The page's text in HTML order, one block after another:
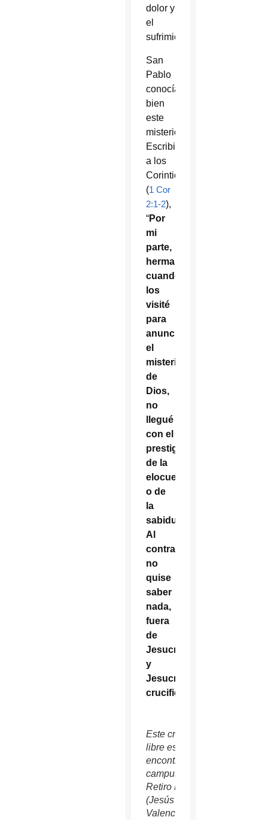
dolor y
el
sufrimiento.
San
Pablo
conocía
bien
este
misterio.
Escribió
a los
Corintios:
(1 Cor
2:1-2),
“Por
mi
parte,
hermanos,
cuando
los
visité
para
anunciarles
el
misterio
de
Dios,
no
llegué
con el
prestigio
de la
elocuencia
o de
la
sabiduría.
Al
contrario,
no
quise
saber
nada,
fuera
de
Jesucristo,
y
Jesucristo
crucificado
Este crucifijo al aire
libre está
encontrado en el
campus del Centro
Retiro Monte Claret.
(Jesús
Valencia/CATHOLIC